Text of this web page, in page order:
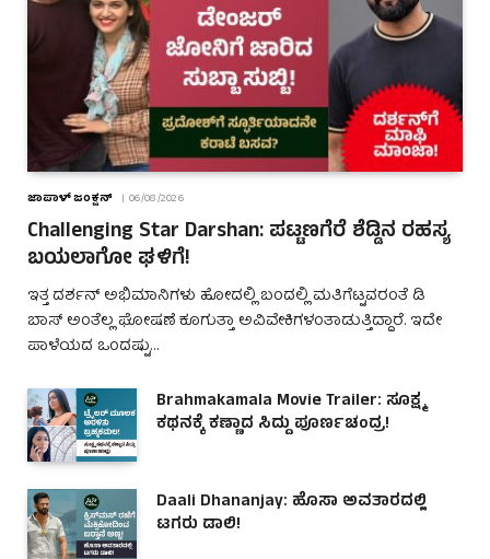
ಜಾಪಾಳ್ ಜಂಕ್ಷನ್ 06/08/2026
Challenging Star Darshan: ಪಟ್ಟಣಗೆರೆ ಶೆಡ್ಡಿನ ರಹಸ್ಯ
ಬಯಲಾಗೋ ಘಳಿಗೆ!
ಇತ್ತ ದರ್ಶನ್ ಅಭಿಮಾನಿಗಳು ಹೋದಲ್ಲಿ ಬಂದಲ್ಲಿ ಮತಿಗೆಟ್ಟವರಂತೆ ಡಿ
ಬಾಸ್ ಅಂತೆಲ್ಲ ಘೋಷಣೆ ಕೂಗುತ್ತಾ ಅವಿವೇಕಿಗಳಂತಾಡುತ್ತಿದ್ದಾರೆ. ಇದೇ
ಪಾಳೆಯದ ಒಂದಷ್ಟು…
Brahmakamala Movie Trailer: ಸೂಕ್ಷ್ಮ
ಕಥನಕ್ಕೆ ಕಣ್ಣಾದ ಸಿದ್ದು ಪೂರ್ಣಚಂದ್ರ!
Daali Dhananjay: ಹೊಸಾ ಅವತಾರದಲ್ಲಿ
ಟಗರು ಡಾಲಿ!